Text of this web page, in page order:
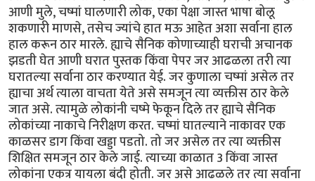
आणी मुले, चष्मां घालणारी लोक, एका पेक्षा जास्त भाषा बोलू
शकणारी माणसे, तसेच ज्यांचे हात मऊ आहेत अशा सर्वाना हाल
हाल करून ठार मारले. ह्याचे सैनिक कोणाच्याही घराची अचानक
झडती घेत आणी घरात पुस्तक किंवा पेपर जर आढळला तरी त्या
घरातल्या सर्वाना ठार करण्यात येई. जर कुणाला चष्मां असेल तर
ह्याचा अर्थ त्याला वाचता येते असे समजून त्या व्यक्तीस ठार केले
जात असे. त्यामुळे लोकांनी चष्मे फेकून दिले तर ह्याचे सैनिक
लोकांच्या नाकाचे निरीक्षण करत. चष्मां घातल्याने नाकावर एक
काळसर डाग किंवा खड्डा पडतो. तो जर असेल तर त्या व्यक्तीस
शिक्षित समजून ठार केले जाई. त्याच्या काळात 3 किंवा जास्त
लोकांना एकत्र यायला बंदी होती. जर असे आढळले तर त्या सर्वाना